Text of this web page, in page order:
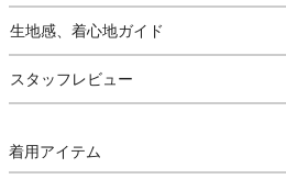
生地感、着心地ガイド
スタッフレビュー
着用アイテム